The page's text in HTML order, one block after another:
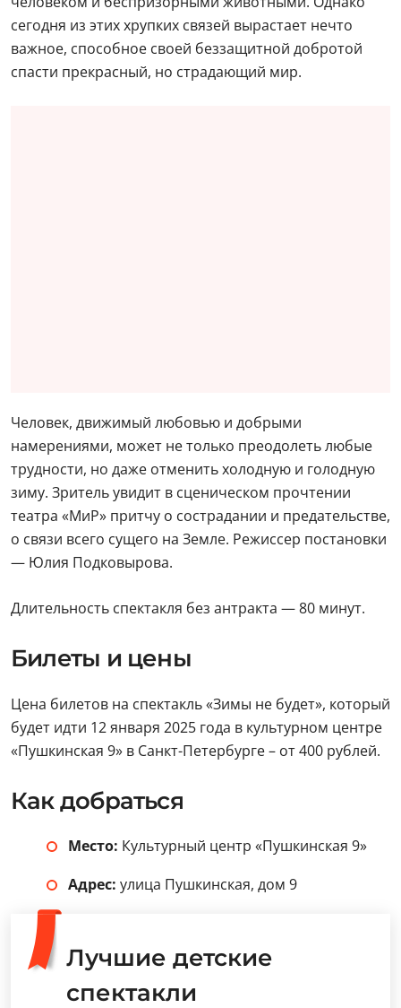
сегодня из этих хрупких связей вырастает нечто
важное, способное своей беззащитной добротой
спасти прекрасный, но страдающий мир.
Человек, движимый любовью и добрыми
намерениями, может не только преодолеть любые
трудности, но даже отменить холодную и голодную
зиму. Зритель увидит в сценическом прочтении
театра «МиР» притчу о сострадании и предательстве,
о связи всего сущего на Земле. Режиссер постановки
— Юлия Подковырова.
Длительность спектакля без антракта — 80 минут.
Билеты и цены
Цена билетов на спектакль «Зимы не будет», который
будет идти 12 января 2025 года в культурном центре
«Пушкинская 9» в Санкт-Петербурге – от 400 рублей.
Как добраться
Место: Культурный центр «Пушкинская 9»
Адрес: улица Пушкинская, дом 9
Лучшие детские
спектакли